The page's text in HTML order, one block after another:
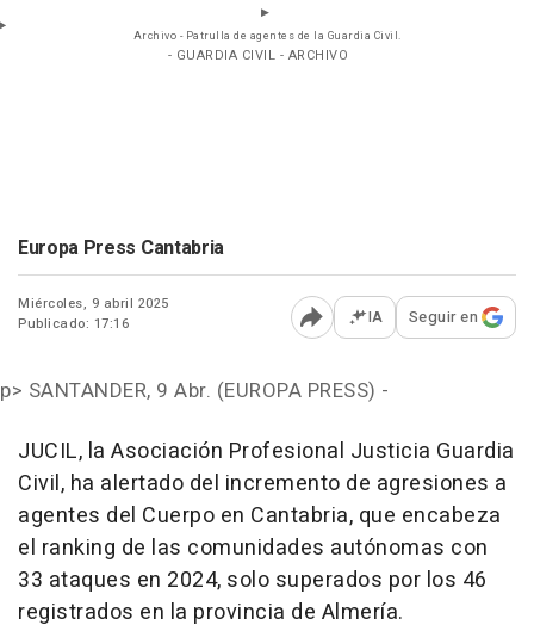
Archivo - Patrulla de agentes de la Guardia Civil.
- GUARDIA CIVIL - ARCHIVO
Europa Press Cantabria
Miércoles, 9 abril 2025
Publicado: 17:16
Abrir opciones para
IA Seguir en
p> SANTANDER, 9 Abr. (EUROPA PRESS) -
JUCIL, la Asociación Profesional Justicia Guardia
Civil, ha alertado del incremento de agresiones a
agentes del Cuerpo en Cantabria, que encabeza
el ranking de las comunidades autónomas con
33 ataques en 2024, solo superados por los 46
registrados en la provincia de Almería.